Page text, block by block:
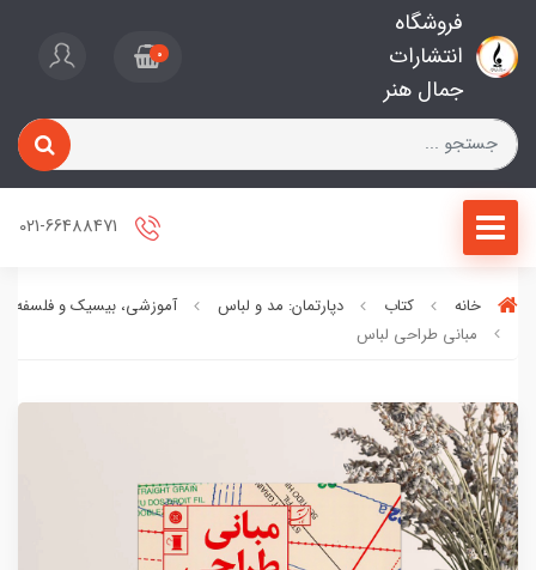
فروشگاه
انتشارات
جمال هنر
0
خانه کتاب دپارتمان: مد و لباس
آموزشی، بیسیک و فلسفه
مبانی طراحی لباس